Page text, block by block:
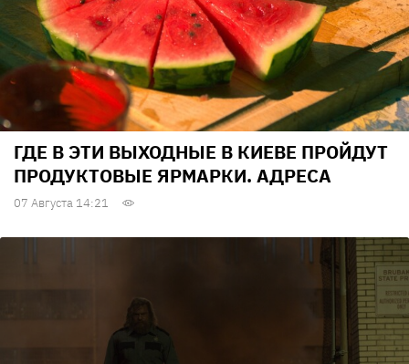
ГДЕ В ЭТИ ВЫХОДНЫЕ В КИЕВЕ ПРОЙДУТ
ПРОДУКТОВЫЕ ЯРМАРКИ. АДРЕСА
07 Августа 14:21